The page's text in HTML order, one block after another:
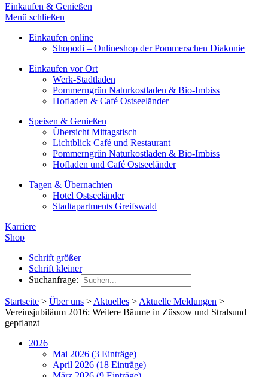
Einkaufen & Genießen
Menü schließen
Einkaufen online
Shopodi – Onlineshop der Pommerschen Diakonie
Einkaufen vor Ort
Werk-Stadtladen
Pommerngrün Naturkostladen & Bio-Imbiss
Hofladen & Café Ostseeländer
Speisen & Genießen
Übersicht Mittagstisch
Lichtblick Café und Restaurant
Pommerngrün Naturkostladen & Bio-Imbiss
Hofladen und Café Ostseeländer
Tagen & Übernachten
Hotel Ostseeländer
Stadtapartments Greifswald
Karriere
Shop
Schrift größer
Schrift kleiner
Suchanfrage:
Startseite > Über uns > Aktuelles > Aktuelle Meldungen >
Vereinsjubiläum 2016: Weitere Bäume in Züssow und Stralsund
gepflanzt
2026
Mai 2026 (3 Einträge)
April 2026 (18 Einträge)